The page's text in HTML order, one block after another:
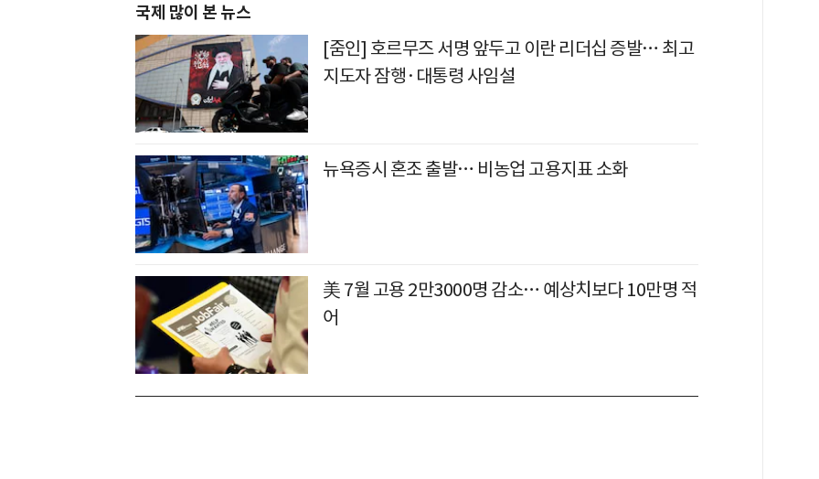
국제 많이 본 뉴스
[줌인] 호르무즈 서명 앞두고 이란 리더십 증발… 최고
지도자 잠행·대통령 사임설
뉴욕증시 혼조 출발… 비농업 고용지표 소화
美 7월 고용 2만3000명 감소… 예상치보다 10만명 적
어